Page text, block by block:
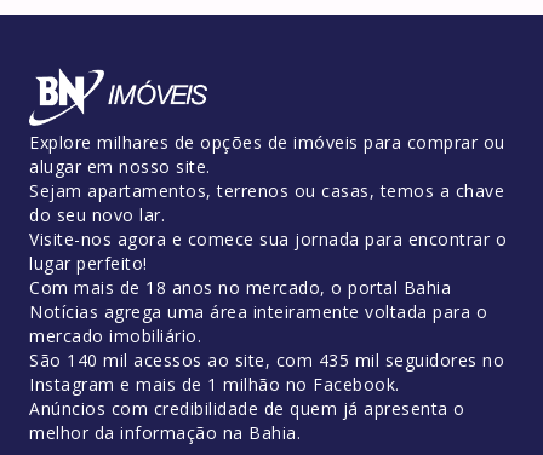
Explore milhares de opções de imóveis para comprar ou
alugar em nosso site.
Sejam apartamentos, terrenos ou casas, temos a chave
do seu novo lar.
Visite-nos agora e comece sua jornada para encontrar o
lugar perfeito!
Com mais de 18 anos no mercado, o portal Bahia
Notícias agrega uma área inteiramente voltada para o
mercado imobiliário.
São 140 mil acessos ao site, com 435 mil seguidores no
Instagram e mais de 1 milhão no Facebook.
Anúncios com credibilidade de quem já apresenta o
melhor da informação na Bahia.